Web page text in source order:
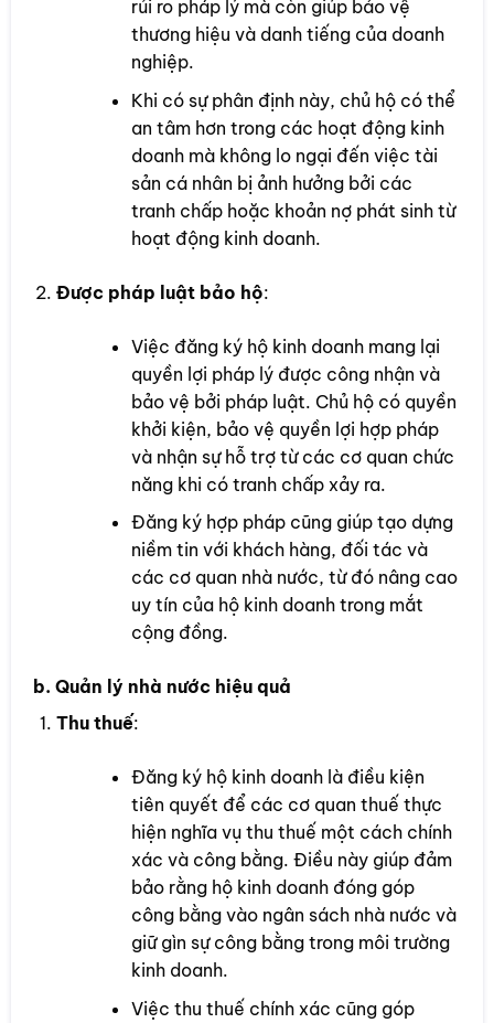
rủi ro pháp lý mà còn giúp bảo vệ
thương hiệu và danh tiếng của doanh
nghiệp.
Khi có sự phân định này, chủ hộ có thể
an tâm hơn trong các hoạt động kinh
doanh mà không lo ngại đến việc tài
sản cá nhân bị ảnh hưởng bởi các
tranh chấp hoặc khoản nợ phát sinh từ
hoạt động kinh doanh.
Được pháp luật bảo hộ:
Việc đăng ký hộ kinh doanh mang lại
quyền lợi pháp lý được công nhận và
bảo vệ bởi pháp luật. Chủ hộ có quyền
khởi kiện, bảo vệ quyền lợi hợp pháp
và nhận sự hỗ trợ từ các cơ quan chức
năng khi có tranh chấp xảy ra.
Đăng ký hợp pháp cũng giúp tạo dựng
niềm tin với khách hàng, đối tác và
các cơ quan nhà nước, từ đó nâng cao
uy tín của hộ kinh doanh trong mắt
cộng đồng.
b. Quản lý nhà nước hiệu quả
Thu thuế:
Đăng ký hộ kinh doanh là điều kiện
tiên quyết để các cơ quan thuế thực
hiện nghĩa vụ thu thuế một cách chính
xác và công bằng. Điều này giúp đảm
bảo rằng hộ kinh doanh đóng góp
công bằng vào ngân sách nhà nước và
giữ gìn sự công bằng trong môi trường
kinh doanh.
Việc thu thuế chính xác cũng góp